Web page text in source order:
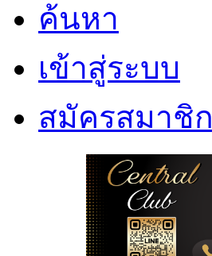
ค้นหา
เข้าสู่ระบบ
สมัครสมาชิก